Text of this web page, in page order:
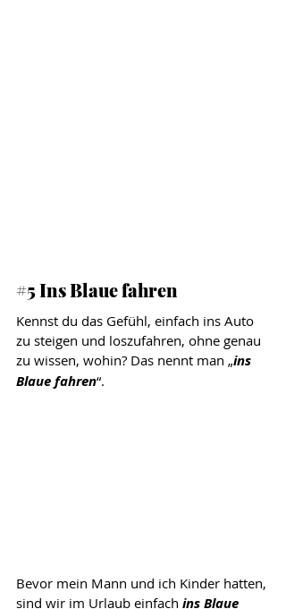
#5 Ins Blaue fahren
Kennst du das Gefühl, einfach ins Auto
zu steigen und loszufahren, ohne genau
zu wissen, wohin? Das nennt man „ins
Blaue fahren“.
Bevor mein Mann und ich Kinder hatten,
sind wir im Urlaub einfach ins Blaue